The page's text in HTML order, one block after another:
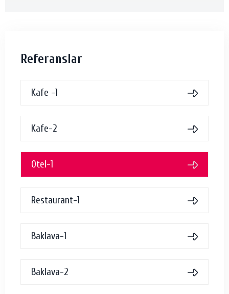
Referanslar
Kafe -1
Kafe-2
Otel-1
Restaurant-1
Baklava-1
Baklava-2